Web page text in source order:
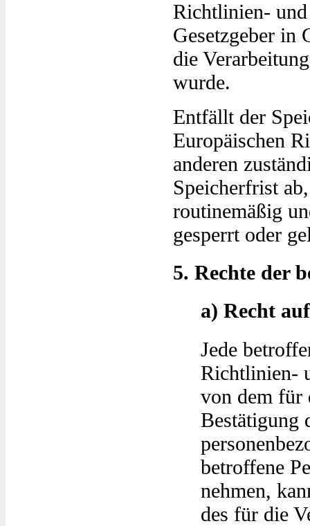
Richtlinien- und
Gesetzgeber in
die
wurde.
Entfällt der
Europäischen
anderen
Speicherfrist
routinemäßig
gesperrt oder
5. Rechte der
a) Recht
Jede
Richtlinien-
von dem für
Bestätigung
betroffene
nehmen,
des für die